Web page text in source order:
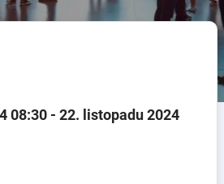
08:30 - 22. listopadu 2024